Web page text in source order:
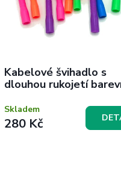
Kabelové švihadlo s
dlouhou rukojetí
280 Kč
Skladem